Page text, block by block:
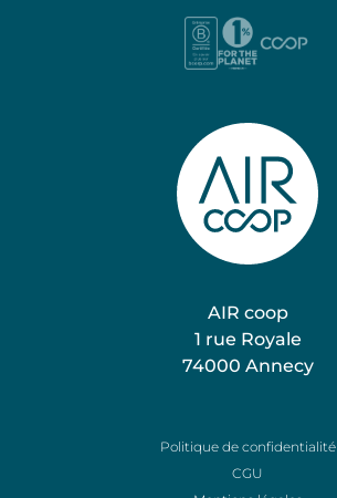
Nos expertises
AIR coop
1 rue Royale
74000 Annecy
Politique de confidentialité
CGU